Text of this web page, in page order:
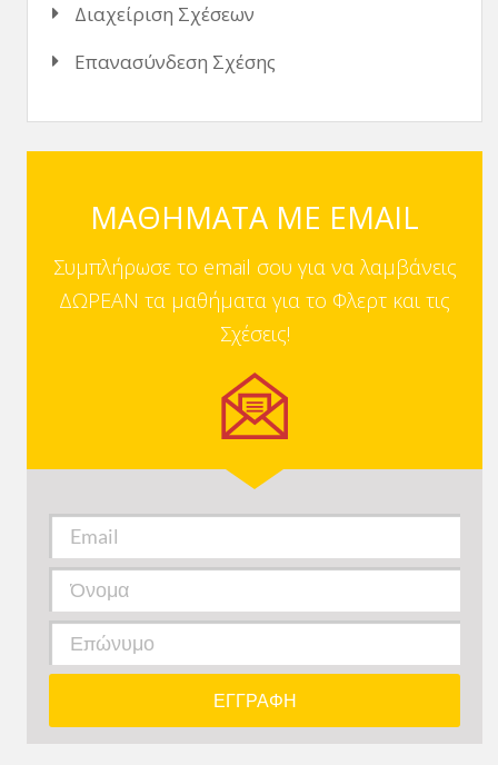
Διαχείριση Σχέσεων
Επανασύνδεση Σχέσης
ΜΑΘΗΜΑΤΑ ΜΕ EMAIL
Συμπλήρωσε το email σου για να λαμβάνεις
ΔΩΡΕΑΝ τα μαθήματα για το Φλερτ και τις
Σχέσεις!